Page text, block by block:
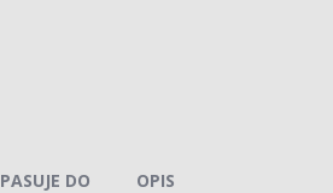
PASUJE DO OPIS